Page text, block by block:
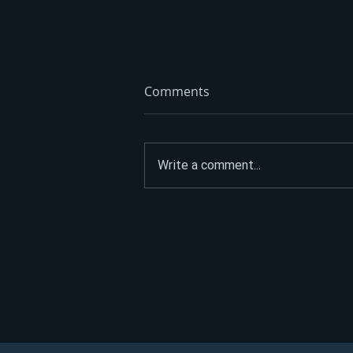
Comments
Write a comment...